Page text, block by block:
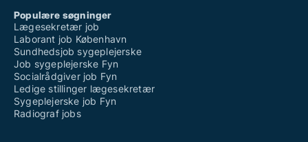
Populære søgninger
Lægesekretær job
Laborant job København
Sundhedsjob sygeplejerske
Job sygeplejerske Fyn
Socialrådgiver job Fyn
Ledige stillinger lægesekretær
Sygeplejerske job Fyn
Radiograf jobs